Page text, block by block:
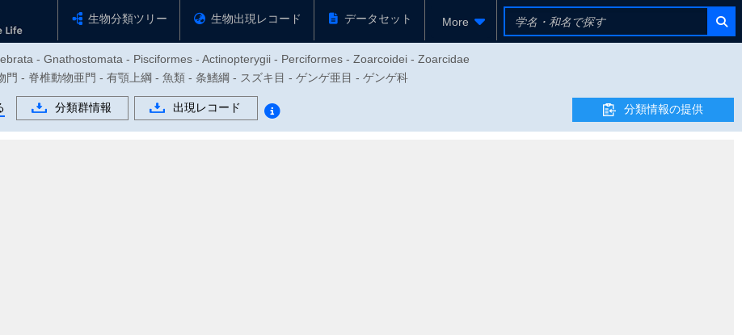
生物分類ツリー 生物出現レコード データセット More
- Gnathostomata - Pisciformes - Actinopterygii - Perciformes - Zoarcoidei - Zoarcidae
- 脊椎動物亜門 - 有顎上綱 - 魚類 - 条鰭綱 - スズキ目 - ゲンゲ亜目 - ゲンゲ科
分類群情報 出現レコード 分類情報の提供